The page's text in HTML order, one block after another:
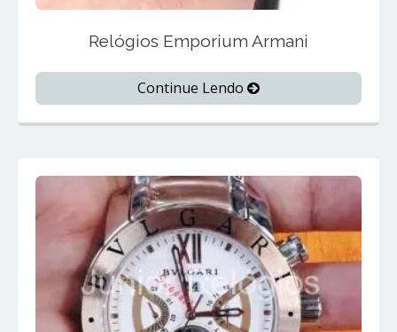
Relógios Emporium Armani
Continue Lendo